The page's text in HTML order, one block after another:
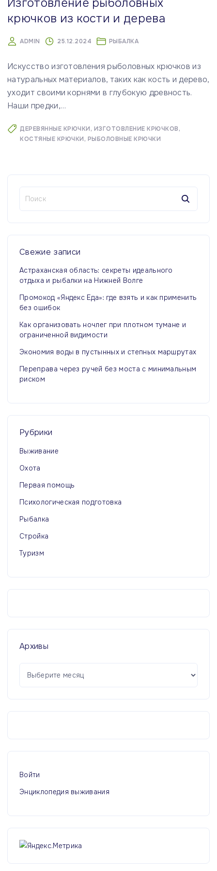
крючков из кости и дерева
ADMIN 25.12.2024 РЫБАЛКА
Искусство изготовления рыболовных крючков из
натуральных материалов, таких как кость и дерево,
уходит своими корнями в глубокую древность.
Наши предки,…
ДЕРЕВЯННЫЕ КРЮЧКИ ИЗГОТОВЛЕНИЕ КРЮЧКОВ
КОСТЯНЫЕ КРЮЧКИ РЫБОЛОВНЫЕ КРЮЧКИ
т
и
Свежие записи
Астраханская область: секреты идеального
отдыха и рыбалки на Нижней Волге
Промокод «Яндекс Еда»: где взять и как применить
без ошибок
Как организовать ночлег при плотном тумане и
ограниченной видимости
Экономия воды в пустынных и степных маршрутах
Переправа через ручей без моста с минимальным
риском
Рубрики
Выживание
Охота
Первая помощь
Психологическая подготовка
Рыбалка
Стройка
Туризм
Архивы
А
х
Войти
Энциклопедия выживания